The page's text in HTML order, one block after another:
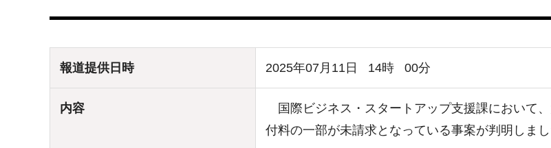
報道提供日時 2025年07月11日 14時 00分
内容
国際ビジネス・スタートアップ支援課において
付料の一部が未請求となっている事案が判明しまし